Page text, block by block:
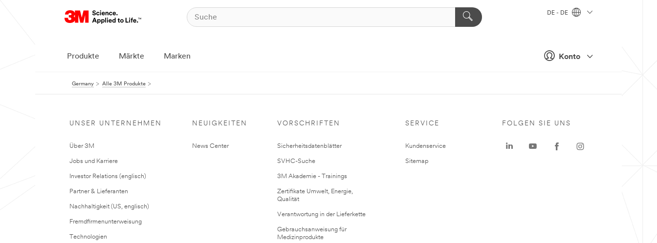
Konto
DE - DE
Produkte Märkte Marken
Germany Alle 3M Produkte
UNSER UNTERNEHMEN
Über 3M
Jobs und Karriere
Investor Relations (englisch)
Partner & Lieferanten
Nachhaltigkeit (US, englisch)
Fremdfirmenunterweisung
Technologien
NEUIGKEITEN
News Center
VORSCHRIFTEN
Sicherheitsdatenblätter
SVHC-Suche
3M Akademie - Trainings
Zertifikate Umwelt, Energie,
Qualität
Verantwortung in der Lieferkette
Gebrauchsanweisung für
Medizinprodukte
SERVICE
Kundenservice
Sitemap
FOLGEN SIE UNS